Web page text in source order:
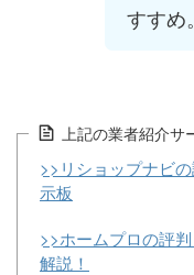
すすめ。
上記の業者紹介
>>リショップナビ
示板
>>ホームプロの評
解説！